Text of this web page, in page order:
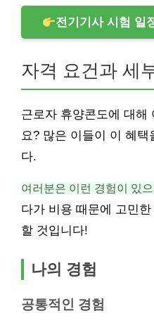
전기기사 시험 일
자격 요건과 세
근로자 휴양콘도에 대해
요? 많은 이들이 이 혜택
다.
여러분은 이런 경험이 있
다가 비용 때문에 고민
할 것입니다!
나의 경험
공통적인 경험